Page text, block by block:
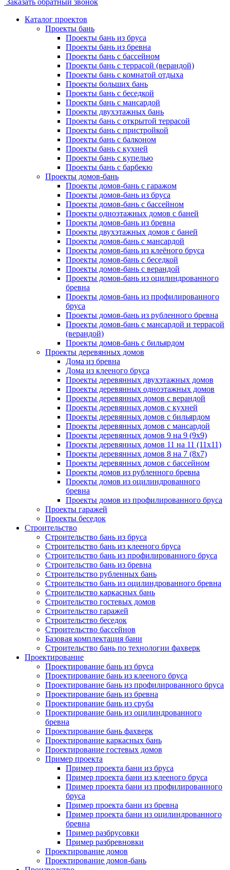
Заказать обратный звонок
Каталог проектов
Проекты бань
Проекты бань из бруса
Проекты бань из бревна
Проекты бань с бассейном
Проекты бань с террасой (верандой)
Проекты бань с комнатой отдыха
Проекты больших бань
Проекты бань с беседкой
Проекты бань с мансардой
Проекты двухэтажных бань
Проекты бань с открытой террасой
Проекты бань с пристройкой
Проекты бань с балконом
Проекты бань с кухней
Проекты бань с купелью
Проекты бань с барбекю
Проекты домов-бань
Проекты домов-бань с гаражом
Проекты домов-бань из бруса
Проекты домов-бань с бассейном
Проекты одноэтажных домов с баней
Проекты домов-бань из бревна
Проекты двухэтажных домов с баней
Проекты домов-бань с мансардой
Проекты домов-бань из клеёного бруса
Проекты домов-бань с беседкой
Проекты домов-бань с верандой
Проекты домов-бань из оцилиндрованного
бревна
Проекты домов-бань из профилированного
бруса
Проекты домов-бань из рубленного бревна
Проекты домов-бань с мансардой и террасой
(верандой)
Проекты домов-бань с бильярдом
Проекты деревянных домов
Дома из бревна
Дома из клееного бруса
Проекты деревянных двухэтажных домов
Проекты деревянных одноэтажных домов
Проекты деревянных домов с верандой
Проекты деревянных домов с кухней
Проекты деревянных домов с бильярдом
Проекты деревянных домов с мансардой
Проекты деревянных домов 9 на 9 (9x9)
Проекты деревянных домов 11 на 11 (11x11)
Проекты деревянных домов 8 на 7 (8x7)
Проекты деревянных домов с бассейном
Проекты домов из рубленного бревна
Проекты домов из оцилиндрованного
бревна
Проекты домов из профилированного бруса
Проекты гаражей
Проекты беседок
Строительство
Строительство бань из бруса
Строительство бань из клееного бруса
Строительство бань из профилированного бруса
Строительство бань из бревна
Строительство рубленных бань
Строительство бань из оцилиндрованного бревна
Строительство каркасных бань
Строительство гостевых домов
Строительство гаражей
Строительство беседок
Строительство бассейнов
Базовая комплектация бани
Строительство бань по технологии фахверк
Проектирование
Проектирование бань из бруса
Проектирование бань из клееного бруса
Проектирование бань из профилированного бруса
Проектирование бань из бревна
Проектирование бань из сруба
Проектирование бань из оцилиндрованного
бревна
Проектирование бань фахверк
Проектирование каркасных бань
Проектирование гостевых домов
Пример проекта
Пример проекта бани из бруса
Пример проекта бани из клееного бруса
Пример проекта бани из профилированного
бруса
Пример проекта бани из бревна
Пример проекта бани из оцилиндрованного
бревна
Пример разбрусовки
Пример разбревновки
Проектирование домов
Проектирование домов-бань